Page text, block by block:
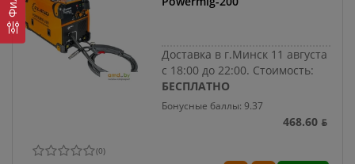
Доставка в г.Минск 11 августа
с 18:00 до 22:00. Стоимость:
БЕСПЛАТНО
Бонусные баллы: 9.37
468.60 ƃ
(0)